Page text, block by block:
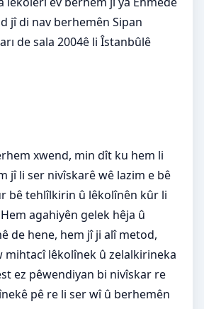
jî di nav berhemên Sipan
de sala 2004ê li Îstanbûlê
xwend, min dît ku hem li
jî li ser nivîskarê wê lazim e bê
bê tehlîlkirin û lêkolînên kûr li
agahiyên gelek hêja û
de hene, hem jî ji alî metod,
mihtacî lêkolînek û zelalkirineka
ez pêwendiyan bi nivîskar re
pê re li ser wî û berhemên